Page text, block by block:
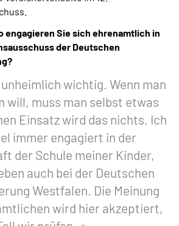
engagieren Sie sich ehrenamtlich in
der Deutschen
wichtig. Wenn man
will, muss man selbst etwas
Einsatz wird das nichts. Ich
immer engagiert in der
der Schule meiner Kinder,
auch bei der Deutschen
Westfalen. Die Meinung
wird hier akzeptiert,